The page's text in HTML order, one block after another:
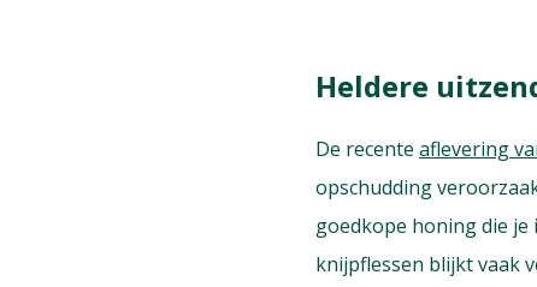
Heldere
De recente aflevering
opschudding
goedkope honing die je
knijpflessen blijkt vaak